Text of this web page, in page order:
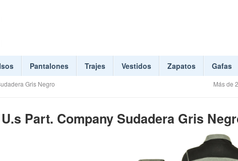
Pantalones Trajes Vestidos Zapatos Gafas
Gris Negro Más de
Part. Company Sudadera Gris